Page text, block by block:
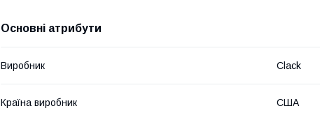
Основні атрибути
Виробник Clack
Країна виробник США